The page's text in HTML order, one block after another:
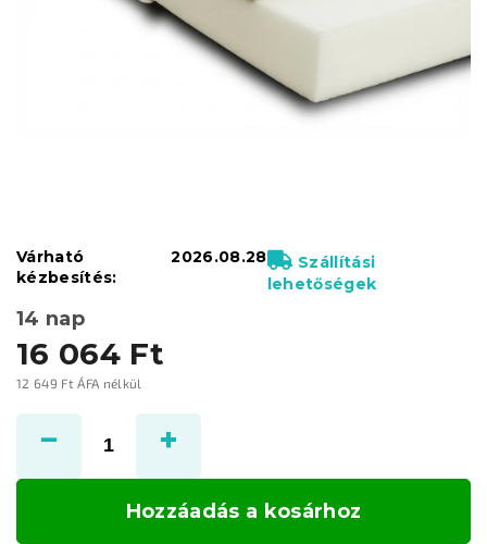
16 064 Ft
12 649 Ft ÁFA nélkül
14 nap
Várható
kézbesítés:
2026.08.28
Szállítási
lehetőségek
Hozzáadás a kosárhoz